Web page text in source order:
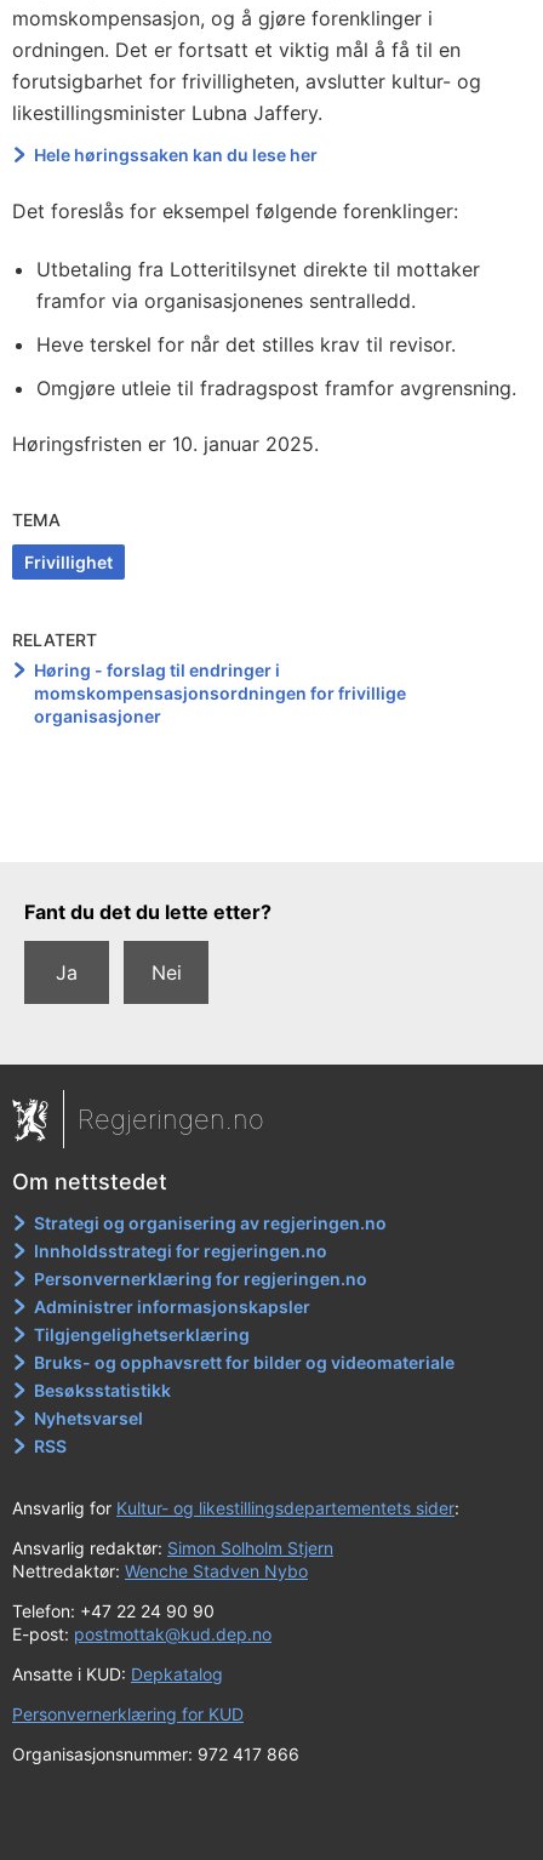
momskompensasjon, og å gjøre forenklinger i
ordningen. Det er fortsatt et viktig mål å få til en
forutsigbarhet for frivilligheten, avslutter kultur- og
likestillingsminister Lubna Jaffery.
Hele høringssaken kan du lese her
Det foreslås for eksempel følgende forenklinger:
Utbetaling fra Lotteritilsynet direkte til mottaker
framfor via organisasjonenes sentralledd.
Heve terskel for når det stilles krav til revisor.
Omgjøre utleie til fradragspost framfor avgrensning.
Høringsfristen er 10. januar 2025.
TEMA
Frivillighet
RELATERT
Høring - forslag til endringer i
momskompensasjonsordningen for frivillige
organisasjoner
Tilbakemeldingsskjema
Fant du det du lette etter?
Ja Nei
Regjeringen.no
Om nettstedet
Strategi og organisering av regjeringen.no
Innholdsstrategi for regjeringen.no
Personvernerklæring for regjeringen.no
Administrer informasjonskapsler
Tilgjengelighetserklæring
Bruks- og opphavsrett for bilder og videomateriale
Besøksstatistikk
Nyhetsvarsel
RSS
Ansvarlig for Kultur- og likestillingsdepartementets sider:
Ansvarlig redaktør: Simon Solholm Stjern
Nettredaktør: Wenche Stadven Nybo
Telefon: +47 22 24 90 90
E-post: postmottak@kud.dep.no
Ansatte i KUD: Depkatalog
Personvernerklæring for KUD
Organisasjonsnummer: 972 417 866